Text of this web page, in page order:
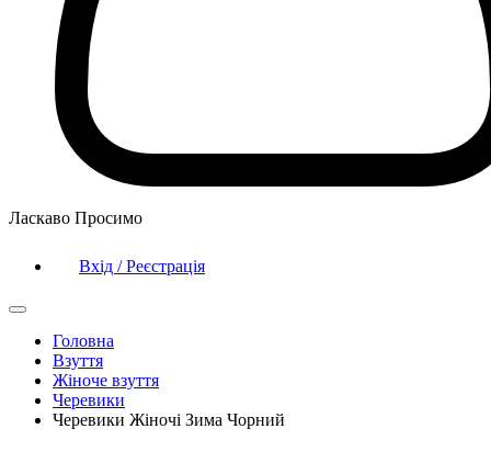
Ласкаво Просимо
Вхід / Реєстрація
Головна
Взуття
Жіноче взуття
Черевики
Черевики Жіночі Зима Чорний